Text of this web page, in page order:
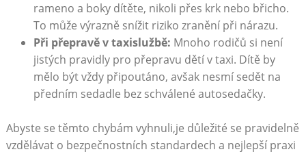
rameno a boky dítěte, nikoli přes krk nebo břicho.
To může výrazně snížit riziko zranění při nárazu.
Při přepravě v taxislužbě: Mnoho rodičů si není
jistých pravidly pro přepravu dětí v taxi. Dítě by
mělo být vždy připoutáno, avšak nesmí sedět na
předním sedadle bez schválené autosedačky.
Abyste se těmto chybám vyhnuli,je důležité se pravidelně
vzdělávat o bezpečnostních standardech a nejlepší praxi